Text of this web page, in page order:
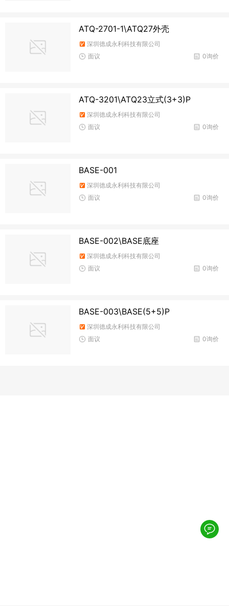
ATQ-2701-1\ATQ27外壳
深圳德成永利科技有限公司
0询价
面议
ATQ-3201\ATQ23立式(3+3)P
深圳德成永利科技有限公司
0询价
面议
BASE-001
深圳德成永利科技有限公司
0询价
面议
BASE-002\BASE底座
深圳德成永利科技有限公司
0询价
面议
BASE-003\BASE(5+5)P
深圳德成永利科技有限公司
0询价
面议